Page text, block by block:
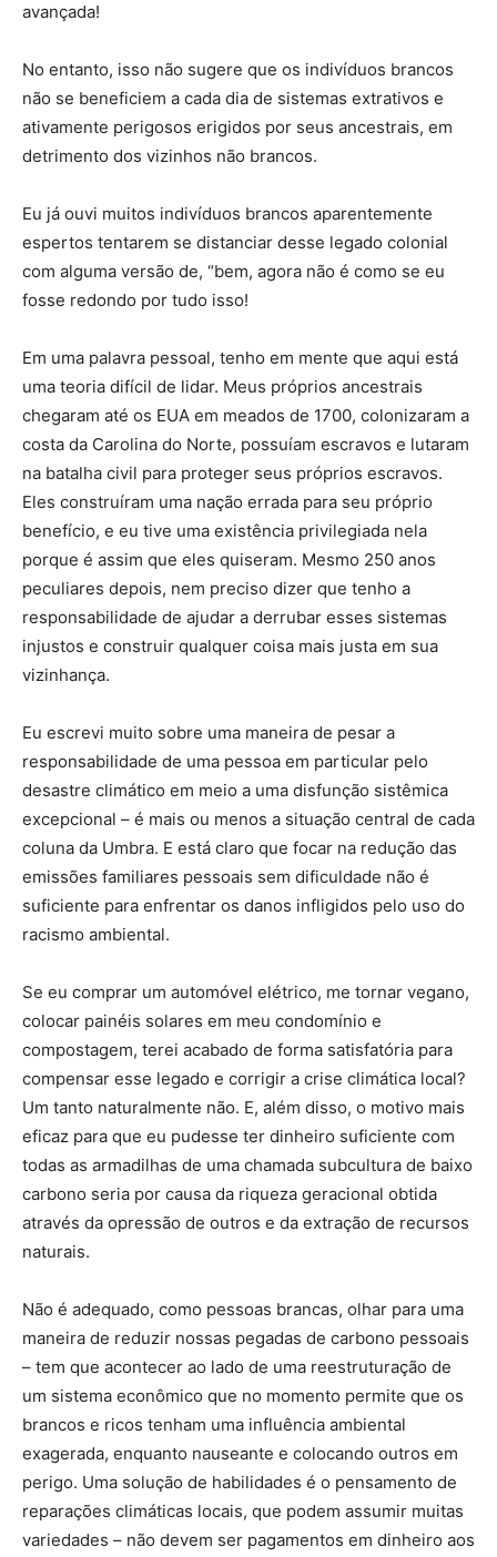
avançada!
No entanto, isso não sugere que os indivíduos brancos
não se beneficiem a cada dia de sistemas extrativos e
ativamente perigosos erigidos por seus ancestrais, em
detrimento dos vizinhos não brancos.
Eu já ouvi muitos indivíduos brancos aparentemente
espertos tentarem se distanciar desse legado colonial
com alguma versão de, “bem, agora não é como se eu
fosse redondo por tudo isso!
Em uma palavra pessoal, tenho em mente que aqui está
uma teoria difícil de lidar. Meus próprios ancestrais
chegaram até os EUA em meados de 1700, colonizaram a
costa da Carolina do Norte, possuíam escravos e lutaram
na batalha civil para proteger seus próprios escravos.
Eles construíram uma nação errada para seu próprio
benefício, e eu tive uma existência privilegiada nela
porque é assim que eles quiseram. Mesmo 250 anos
peculiares depois, nem preciso dizer que tenho a
responsabilidade de ajudar a derrubar esses sistemas
injustos e construir qualquer coisa mais justa em sua
vizinhança.
Eu escrevi muito sobre uma maneira de pesar a
responsabilidade de uma pessoa em particular pelo
desastre climático em meio a uma disfunção sistêmica
excepcional – é mais ou menos a situação central de cada
coluna da Umbra. E está claro que focar na redução das
emissões familiares pessoais sem dificuldade não é
suficiente para enfrentar os danos infligidos pelo uso do
racismo ambiental.
Se eu comprar um automóvel elétrico, me tornar vegano,
colocar painéis solares em meu condomínio e
compostagem, terei acabado de forma satisfatória para
compensar esse legado e corrigir a crise climática local?
Um tanto naturalmente não. E, além disso, o motivo mais
eficaz para que eu pudesse ter dinheiro suficiente com
todas as armadilhas de uma chamada subcultura de baixo
carbono seria por causa da riqueza geracional obtida
através da opressão de outros e da extração de recursos
naturais.
Não é adequado, como pessoas brancas, olhar para uma
maneira de reduzir nossas pegadas de carbono pessoais
– tem que acontecer ao lado de uma reestruturação de
um sistema econômico que no momento permite que os
brancos e ricos tenham uma influência ambiental
exagerada, enquanto nauseante e colocando outros em
perigo. Uma solução de habilidades é o pensamento de
reparações climáticas locais, que podem assumir muitas
variedades – não devem ser pagamentos em dinheiro aos